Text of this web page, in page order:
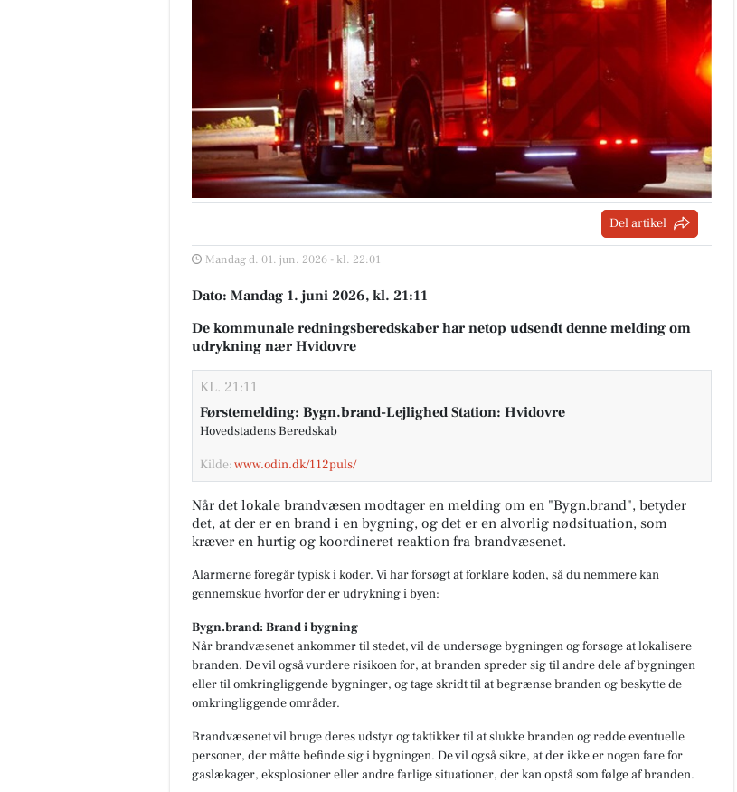
Del artikel
Mandag d. 01. jun. 2026 - kl. 22:01
Dato: Mandag 1. juni 2026, kl. 21:11
De kommunale redningsberedskaber har netop udsendt denne melding om
udrykning nær Hvidovre
KL. 21:11
Førstemelding: Bygn.brand-Lejlighed Station: Hvidovre
Hovedstadens Beredskab
Kilde:www.odin.dk/112puls/
Når det lokale brandvæsen modtager en melding om en "Bygn.brand", betyder
det, at der er en brand i en bygning, og det er en alvorlig nødsituation, som
kræver en hurtig og koordineret reaktion fra brandvæsenet.
Alarmerne foregår typisk i koder. Vi har forsøgt at forklare koden, så du nemmere kan
gennemskue hvorfor der er udrykning i byen:
Bygn.brand: Brand i bygning
Når brandvæsenet ankommer til stedet, vil de undersøge bygningen og forsøge at lokalisere
branden. De vil også vurdere risikoen for, at branden spreder sig til andre dele af bygningen
eller til omkringliggende bygninger, og tage skridt til at begrænse branden og beskytte de
omkringliggende områder.
Brandvæsenet vil bruge deres udstyr og taktikker til at slukke branden og redde eventuelle
personer, der måtte befinde sig i bygningen. De vil også sikre, at der ikke er nogen fare for
gaslækager, eksplosioner eller andre farlige situationer, der kan opstå som følge af branden.